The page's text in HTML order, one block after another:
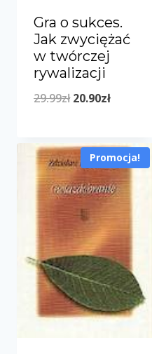
Gra o sukces.
Jak zwyciężać
w twórczej
rywalizacji
29.99zł Pierwotna
wynosiła:
29.99zł.
20.90złAktualna
wynosi:
20.90zł.
Promocja!